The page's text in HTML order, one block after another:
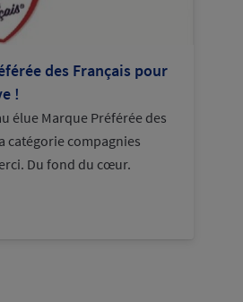
des Français pour
!
élue Marque Préférée des
catégorie compagnies
Du fond du cœur.